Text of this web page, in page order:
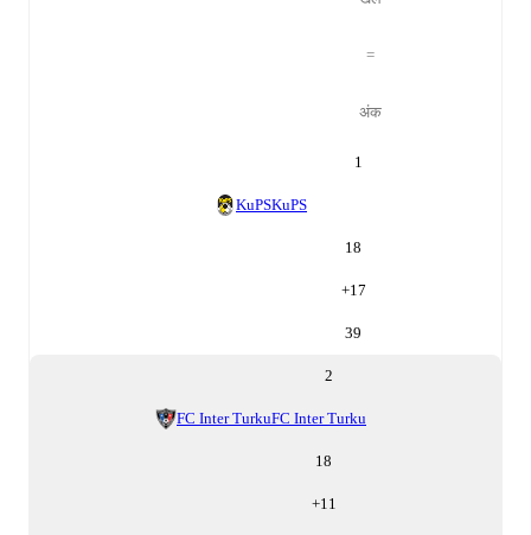
=
अंक
1
KuPSKuPS
18
+17
39
2
FC Inter TurkuFC Inter Turku
18
+11